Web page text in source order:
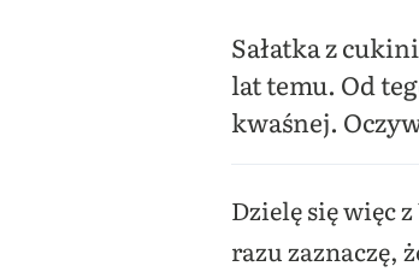
Sałatka z
lat temu. Od
kwaśnej.
Dzielę się więc
razu zaznaczę,